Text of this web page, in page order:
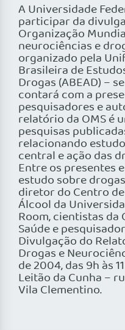
A Universidade
participar da
Organização
neurociências e
organizado pela
Brasileira de
Drogas (ABEAD) –
contará com a
pesquisadores e
relatório da OMS é
pesquisas
relacionando
central e ação das
Entre os presentes
estudo sobre
diretor do Centro
Álcool da
Room, cientistas
Saúde e
Divulgação do
Drogas e
de 2004, das 9h às
Leitão da Cunha –
Vila Clementino.